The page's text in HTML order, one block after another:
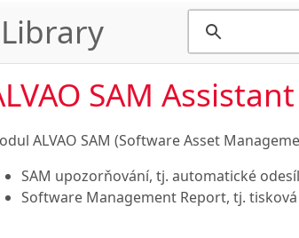
SAM Assistant
ALVAO SAM (Software Asset
SAM upozorňování, tj. automatické
Software Management Report, tj.